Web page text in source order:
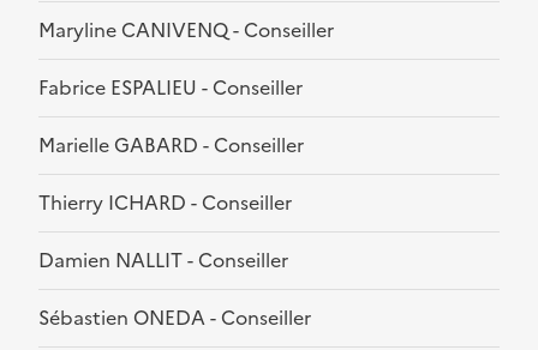
Maryline CANIVENQ - Conseiller
Fabrice ESPALIEU - Conseiller
Marielle GABARD - Conseiller
Thierry ICHARD - Conseiller
Damien NALLIT - Conseiller
Sébastien ONEDA - Conseiller